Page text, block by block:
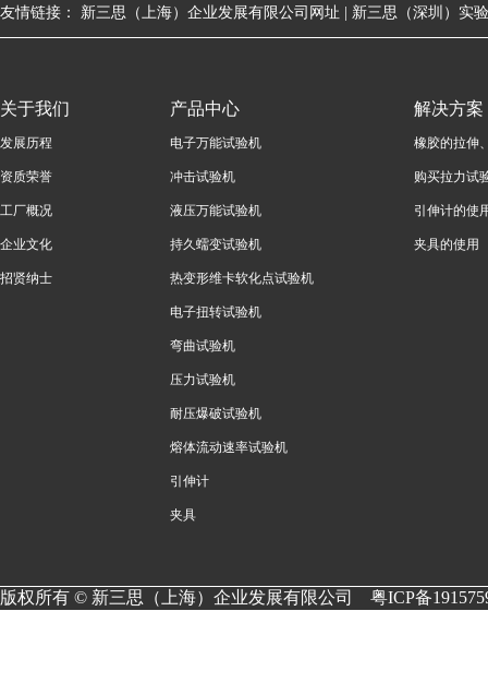
友情链接： 新三思（上海）企业发展有限公司网址 | 新三思（深圳）实
关于我们
发展历程
资质荣誉
工厂概况
企业文化
招贤纳士
产品中心
电子万能试验机
冲击试验机
液压万能试验机
持久蠕变试验机
热变形维卡软化点试验机
电子扭转试验机
弯曲试验机
压力试验机
耐压爆破试验机
熔体流动速率试验机
引伸计
夹具
解决方案
橡胶的拉伸
购买拉力试
引伸计的使
夹具的使用
版权所有 © 新三思（上海）企业发展有限公司 粤ICP备